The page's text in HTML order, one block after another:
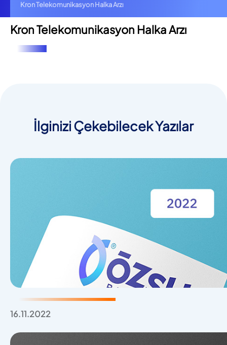
Kron Telekomunikasyon Halka Arzı
Kron Telekomunikasyon Halka Arzı
İlginizi Çekebilecek Yazılar
16.11.2022